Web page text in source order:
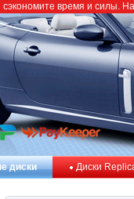
диски Диски
сэкономите время и силы.